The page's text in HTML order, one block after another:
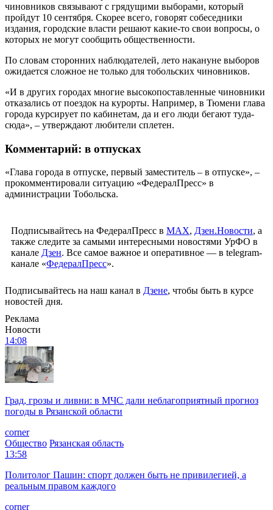
чиновников связывают с грядущими выборами, который
пройдут 10 сентября. Скорее всего, говорят собеседники
издания, городские власти решают какие-то свои вопросы, о
которых не могут сообщить общественности.
По словам сторонних наблюдателей, лето накануне выборов
ожидается сложное не только для тобольских чиновников.
«И в других городах многие высокопоставленные чиновники
отказались от поездок на курорты. Например, в Тюмени глава
города курсирует по кабинетам, да и его люди бегают туда-
сюда», – утверждают любители сплетен.
Комментарий: в отпусках
«Глава города в отпуске, первый заместитель – в отпуске», –
прокомментировали ситуацию «ФедералПресс» в
администрации Тобольска.
Подписывайтесь на ФедералПресс в МАХ, Дзен.Новости, а
также следите за самыми интересными новостями УрФО в
канале Дзен. Все самое важное и оперативное — в telegram-
канале «ФедералПресс».
Подписывайтесь на наш канал в Дзене, чтобы быть в курсе
новостей дня.
Реклама
Новости
14:08
Град, грозы и ливни: в МЧС дали неблагоприятный прогноз
погоды в Рязанской области
corner
Общество Рязанская область
13:58
Политолог Пашин: спорт должен быть не привилегией, а
реальным правом каждого
corner